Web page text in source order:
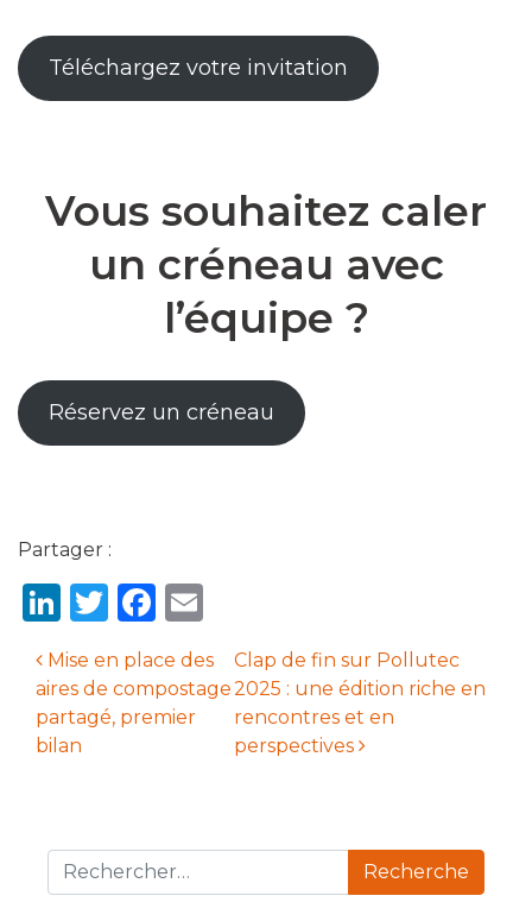
Téléchargez votre invitation
Vous souhaitez caler
un créneau avec
l’équipe ?
Réservez un créneau
Partager :
LinkedIn
Twitter
Facebook
Navigation des articles
Mise en place des
aires de compostage
partagé, premier
bilan
Clap de fin sur Pollutec
2025 : une édition riche en
rencontres et en
perspectives
Recherche pour :